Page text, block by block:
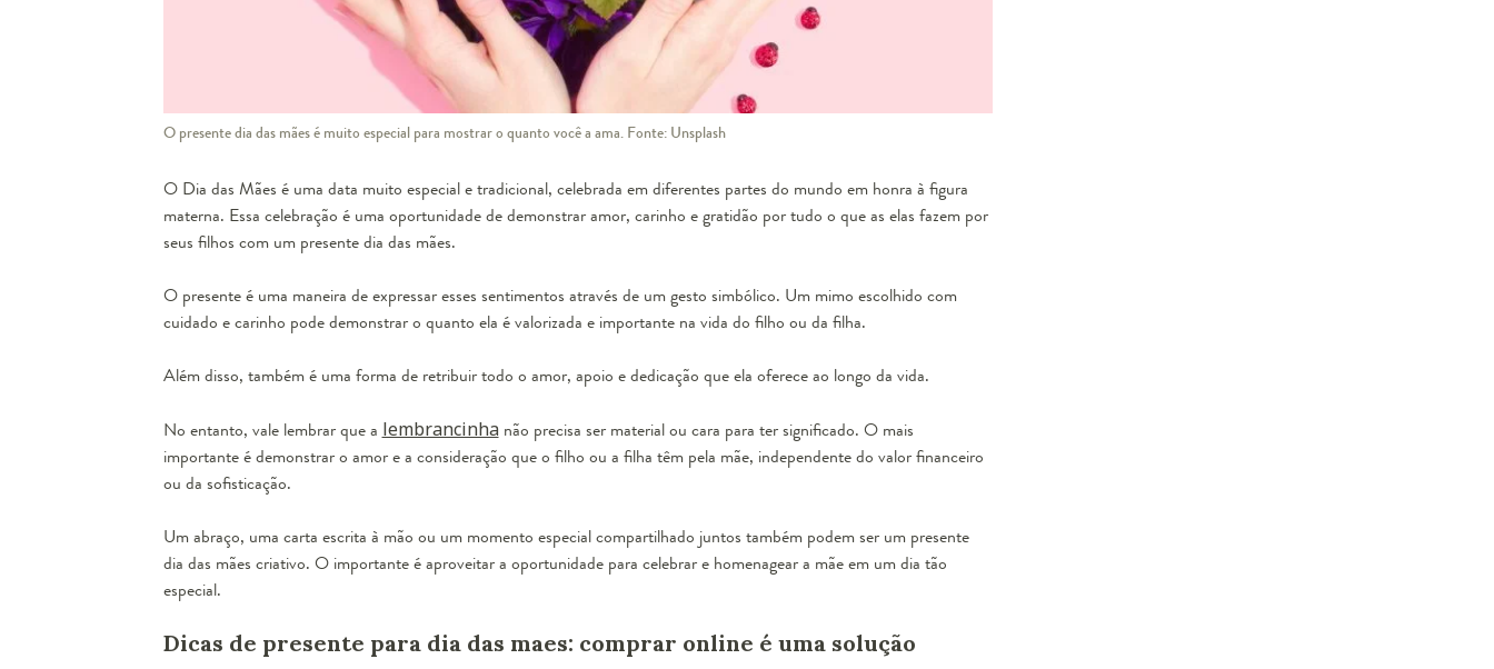
O presente dia das mães é muito especial para mostrar o quanto você a ama. Fonte: Unsplash
O Dia das Mães é uma data muito especial e tradicional, celebrada em diferentes partes do mundo em honra à figura
materna. Essa celebração é uma oportunidade de demonstrar amor, carinho e gratidão por tudo o que as elas fazem por
seus filhos com um presente dia das mães.
O presente é uma maneira de expressar esses sentimentos através de um gesto simbólico. Um mimo escolhido com
cuidado e carinho pode demonstrar o quanto ela é valorizada e importante na vida do filho ou da filha.
Além disso, também é uma forma de retribuir todo o amor, apoio e dedicação que ela oferece ao longo da vida.
No entanto, vale lembrar que a lembrancinhanão precisa ser material ou cara para ter significado. O mais
importante é demonstrar o amor e a consideração que o filho ou a filha têm pela mãe, independente do valor financeiro
ou da sofisticação.
Um abraço, uma carta escrita à mão ou um momento especial compartilhado juntos também podem ser um presente
dia das mães criativo. O importante é aproveitar a oportunidade para celebrar e homenagear a mãe em um dia tão
especial.
Dicas de presente para dia das maes: comprar online é uma solução